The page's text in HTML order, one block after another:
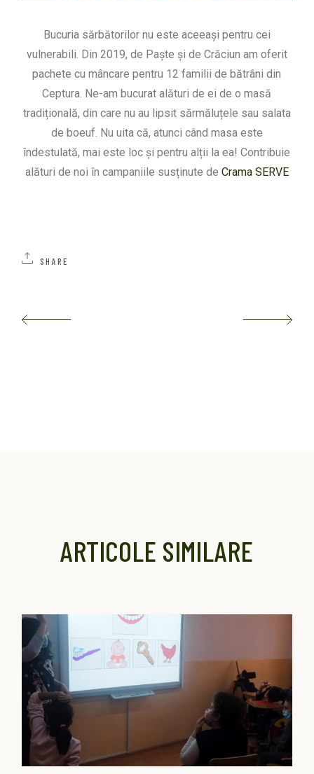
Bucuria sărbătorilor nu este aceeași pentru cei
vulnerabili. Din 2019, de Paște și de Crăciun am oferit
pachete cu mâncare pentru 12 familii de bătrâni din
Ceptura. Ne-am bucurat alături de ei de o masă
tradițională, din care nu au lipsit sărmăluțele sau salata
de boeuf. Nu uita că, atunci când masa este
îndestulată, mai este loc și pentru alții la ea! Contribuie
alături de noi în campaniile susținute de Crama SERVE
SHARE